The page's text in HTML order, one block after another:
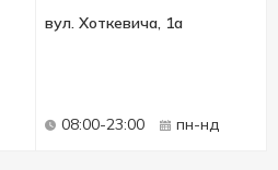
вул. Хоткевича, 1а
08:00-23:00 пн-нд